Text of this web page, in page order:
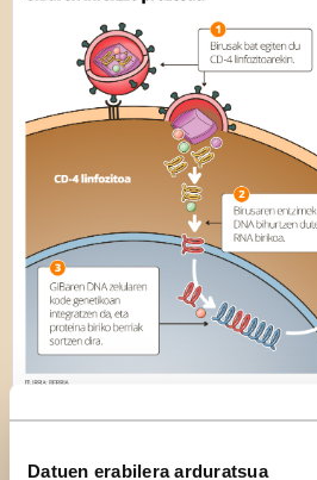
Datuen erabilera arduratsua
GIB birusa, hiesaren